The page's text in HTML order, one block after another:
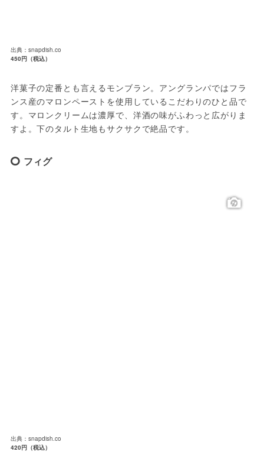
出典：snapdish.co
450円（税込）
洋菓子の定番とも言えるモンブラン。アングランパではフラ
ンス産のマロンペーストを使用しているこだわりのひと品で
す。マロンクリームは濃厚で、洋酒の味がふわっと広がりま
すよ。下のタルト生地もサクサクで絶品です。
フィグ
出典：snapdish.co
420円（税込）